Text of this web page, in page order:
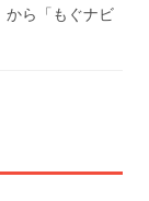
から「もぐナビ